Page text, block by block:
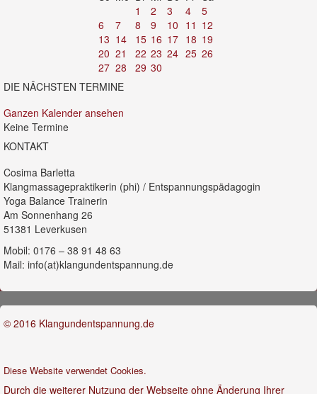
1
2 3 4
5
6
7 8 9 10 11 12
13 14 15 16 17 18 19
20 21 22 23 24 25 26
27 28 29 30
DIE NÄCHSTEN TERMINE
Ganzen Kalender ansehen
Keine Termine
KONTAKT
Cosima Barletta
Klangmassagepraktikerin (phi) / Entspannungspädagogin
Yoga Balance Trainerin
Am Sonnenhang 26
51381 Leverkusen
Mobil: 0176 – 38 91 48 63
Mail: info(at)klangundentspannung.de
© 2016 Klangundentspannung.de
Diese Website verwendet Cookies.
Durch die weiterer Nutzung der Webseite ohne Änderung Ihrer